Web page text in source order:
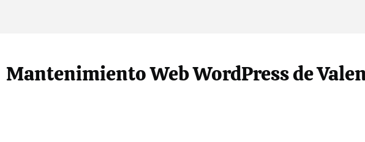
Mantenimiento Web WordPress de